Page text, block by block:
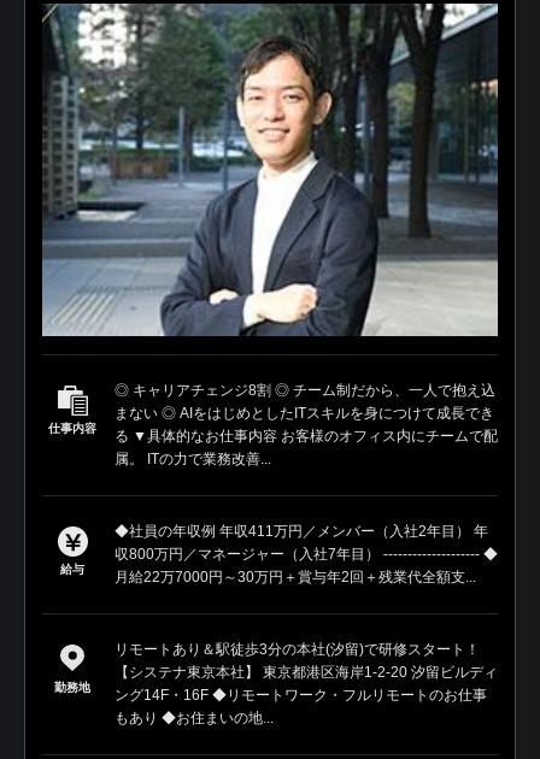
仕事内容
◎ キャリアチェンジ8割 ◎ チーム制だから、一人で抱え込
まない ◎ AIをはじめとしたITスキルを身につけて成長でき
る ▼具体的なお仕事内容 お客様のオフィス内にチームで配
属。 ITの力で業務改善...
給与
◆社員の年収例 年収411万円／メンバー（入社2年目） 年
収800万円／マネージャー（入社7年目） -------------------- ◆
月給22万7000円～30万円＋賞与年2回＋残業代全額支...
勤務地
リモートあり＆駅徒歩3分の本社(汐留)で研修スタート！
【システナ東京本社】 東京都港区海岸1-2-20 汐留ビルディ
ング14F・16F ◆リモートワーク・フルリモートのお仕事
もあり ◆お住まいの地...